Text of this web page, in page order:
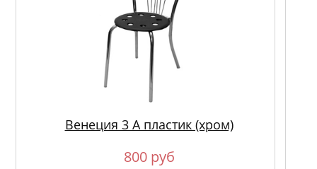
Венеция 3 А пластик (хром)
800 руб